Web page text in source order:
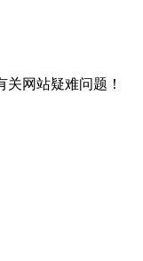
网站疑难问题！